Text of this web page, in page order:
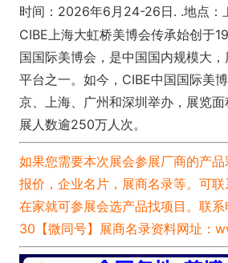
时间：2026年6月24-26日. .地点：
CIBE上海大虹桥美博会传承始创于
国国际美博会，是中国国内规模大
平台之一。如今，CIBE中国国际美
京、上海、广州和深圳举办，展览
展人数逾250万人次。
如果您需要本次展会参展厂商的产
报价，企业名片，展商名录等。可
在家就可参展会选产品找项目。联
30【微同号】展商名录资料网址：